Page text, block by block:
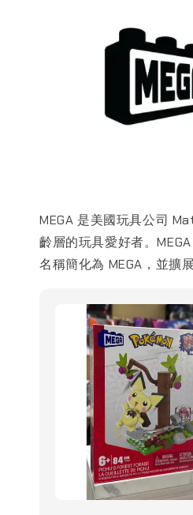
MEGA 是美國玩具公司
齡層的玩具愛好者。
名稱簡化為 MEGA，並擴